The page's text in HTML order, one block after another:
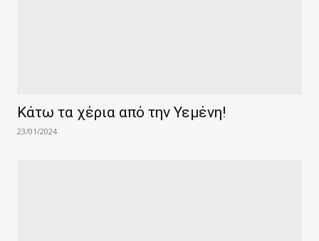
Κάτω τα χέρια από την Υεμένη!
23/01/2024